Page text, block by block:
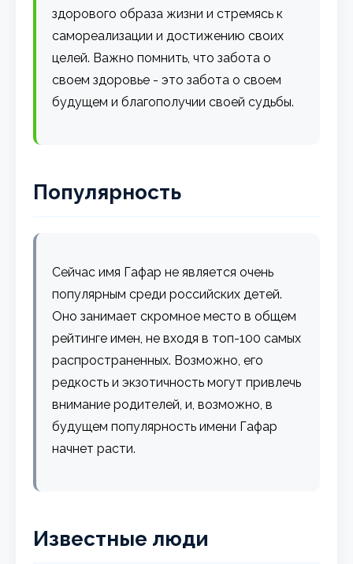
здорового образа жизни и стремясь к
самореализации и достижению своих
целей. Важно помнить, что забота о
своем здоровье - это забота о своем
будущем и благополучии своей судьбы.
Популярность
Сейчас имя Гафар не является очень
популярным среди российских детей.
Оно занимает скромное место в общем
рейтинге имен, не входя в топ-100 самых
распространенных. Возможно, его
редкость и экзотичность могут привлечь
внимание родителей, и, возможно, в
будущем популярность имени Гафар
начнет расти.
Известные люди